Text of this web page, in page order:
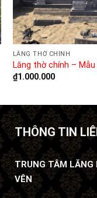
LĂNG THỜ CHÍNH
Lăng thờ chính – Mẫu
₫1.000.000
THÔNG TIN
TRUNG TÂM LĂNG
VÊN